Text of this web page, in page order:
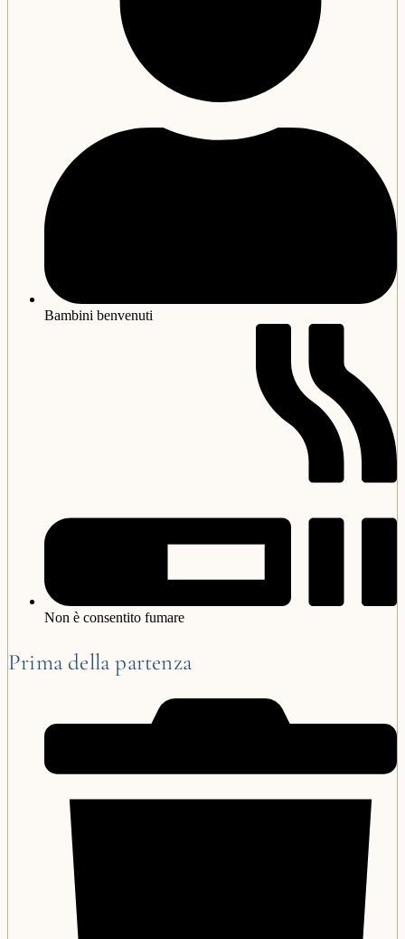
Bambini benvenuti
Non è consentito fumare
Prima della partenza